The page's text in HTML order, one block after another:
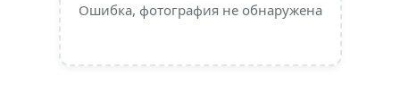
Ошибка, фотография не обнаружена